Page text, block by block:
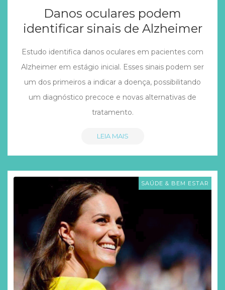
Danos oculares podem
identificar sinais de Alzheimer
Estudo identifica danos oculares em pacientes com
Alzheimer em estágio inicial. Esses sinais podem ser
um dos primeiros a indicar a doença, possibilitando
um diagnóstico precoce e novas alternativas de
tratamento.
LEIA MAIS
SAÚDE & BEM ESTAR